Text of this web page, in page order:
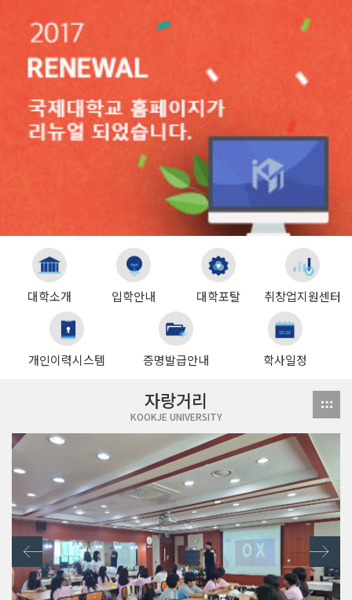
대학소개 입학안내 대학포탈 취창업지원센터
개인이력시스템 증명발급안내 학사일정
자랑거리
KOOKJE UNIVERSITY